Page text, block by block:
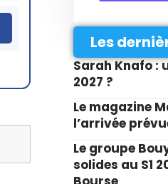
Les
Sarah Knafo :
2027 ?
Le magazine
l’arrivée
Le groupe
solides au S1